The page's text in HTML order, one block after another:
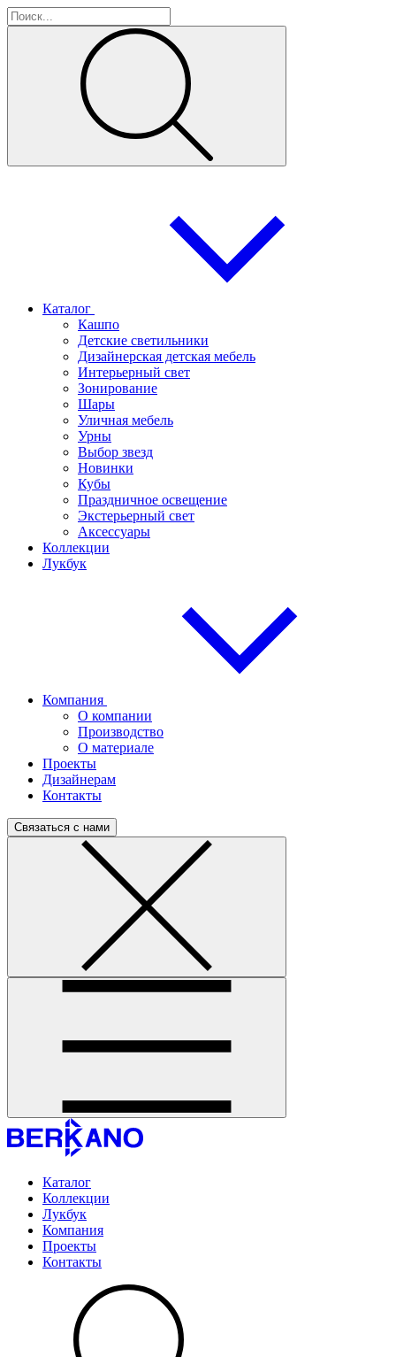
Каталог
Кашпо
Детские светильники
Дизайнерская детская мебель
Интерьерный свет
Зонирование
Шары
Уличная мебель
Урны
Выбор звезд
Новинки
Кубы
Праздничное освещение
Экстерьерный свет
Аксессуары
Коллекции
Лукбук
Компания
О компании
Производство
О материале
Проекты
Дизайнерам
Контакты
Связаться с нами
Каталог
Коллекции
Лукбук
Компания
Проекты
Контакты